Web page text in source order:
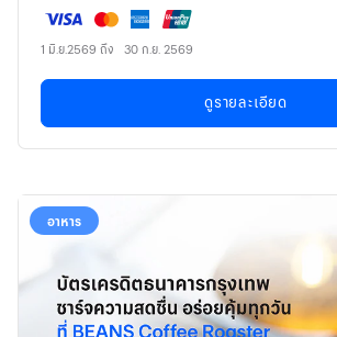
1 มิ.ย.2569 ถึง 30 ก.ย. 2569
ดูรายละเอียด
อาหาร